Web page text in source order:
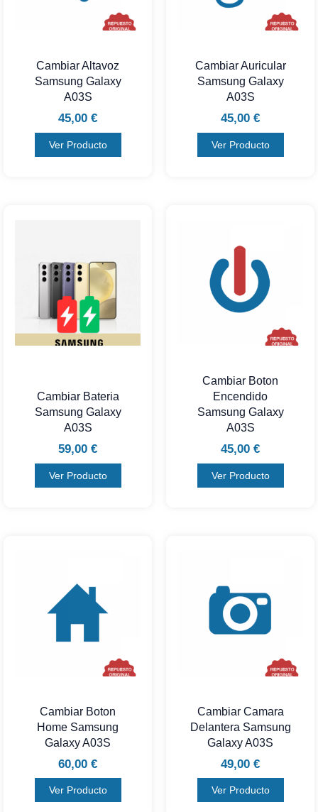
Cambiar Altavoz
Samsung Galaxy
A03S
45,00 €
Ver Producto
Cambiar Auricular
Samsung Galaxy
A03S
45,00 €
Ver Producto
Cambiar Bateria
Samsung Galaxy
A03S
59,00 €
Ver Producto
Cambiar Boton
Encendido
Samsung Galaxy
A03S
45,00 €
Ver Producto
Cambiar Boton
Home Samsung
Galaxy A03S
60,00 €
Ver Producto
Cambiar Camara
Delantera Samsung
Galaxy A03S
49,00 €
Ver Producto